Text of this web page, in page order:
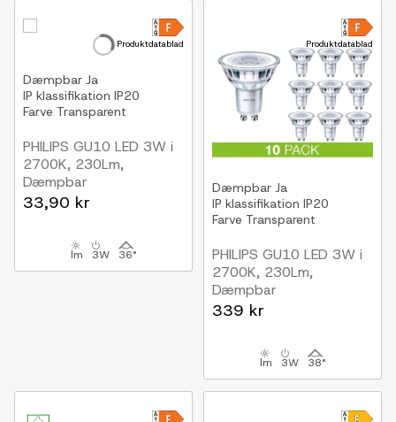
Produktdatablad
Dæmpbar Ja
IP klassifikation IP20
Farve Transparent
PHILIPS GU10 LED 3W i
2700K, 230Lm,
Dæmpbar
33,90 kr
lm 3W 36°
Produktdatablad
Dæmpbar Ja
IP klassifikation IP20
Farve Transparent
PHILIPS GU10 LED 3W i
2700K, 230Lm,
Dæmpbar
10-PAK
339 kr
lm 3W 38°